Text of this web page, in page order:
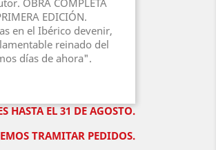
OBRA COMPLETA
EDICIÓN.
en el Ibérico devenir,
reinado del
días de ahora".
HASTA EL 31 DE AGOSTO.
TRAMITAR PEDIDOS.